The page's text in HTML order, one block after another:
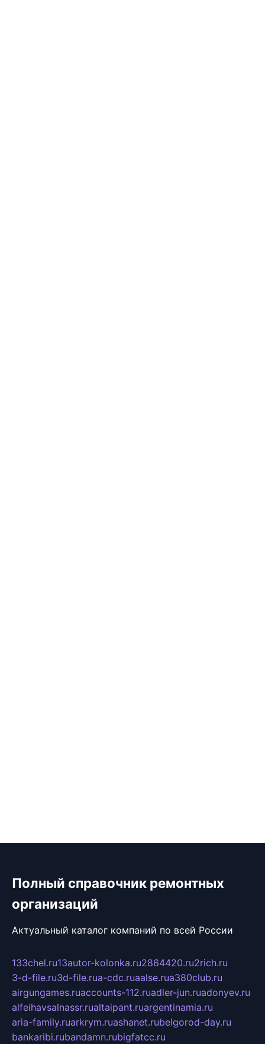
Полный справочник ремонтных
организаций
Актуальный каталог компаний по всей России
133chel.ru13autor-kolonka.ru2864420.ru2rich.ru
3-d-file.ru3d-file.rua-cdc.ruaalse.rua380club.ru
airgungames.ruaccounts-112.ruadler-jun.ruadonyev.ru
alfeihavsalnassr.rualtaipant.ruargentinamia.ru
aria-family.ruarkrym.ruashanet.rubelgorod-day.ru
bankaribi.rubandamn.rubigfatcc.ru